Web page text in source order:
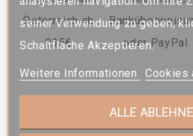
seiner Verwendung zu geben,
Schaltfläche Akzeptieren.
Weitere Informationen Cookies
ALLE
Österreich ab
915€
oder PayPal